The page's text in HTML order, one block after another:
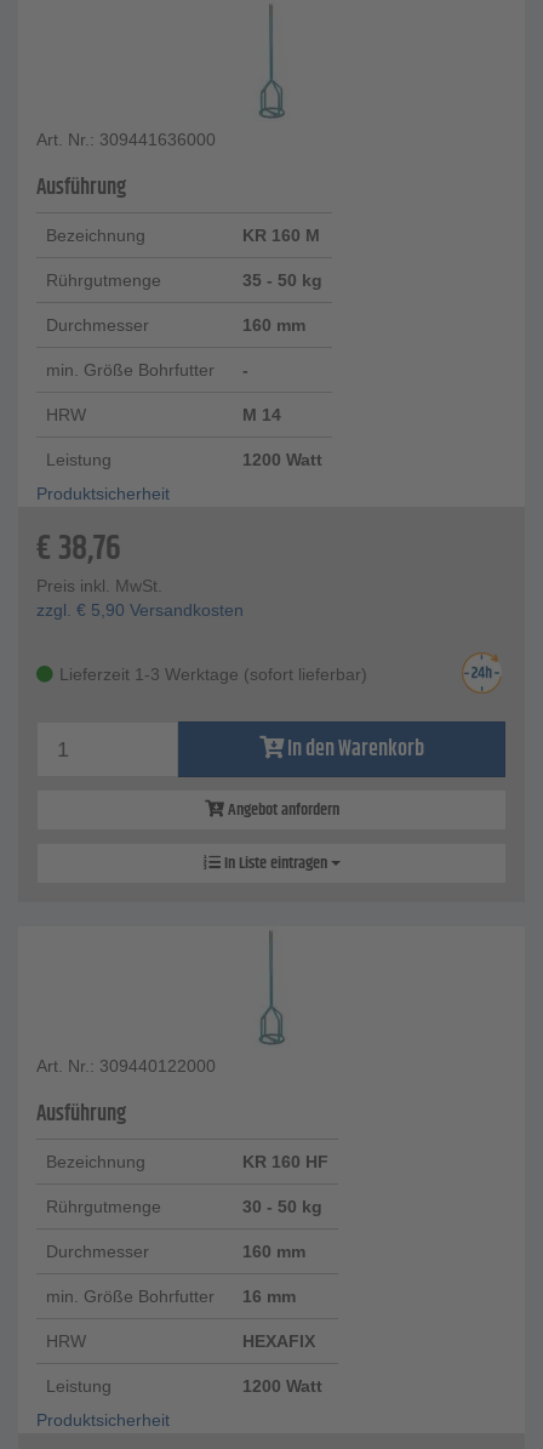
Art. Nr.: 309441636000
Ausführung
Bezeichnung KR 160 M
Rührgutmenge 35 - 50 kg
Durchmesser 160 mm
min. Größe Bohrfutter -
HRW M 14
Leistung
1200 Watt
Produktsicherheit
€38,76
Preis inkl. MwSt.
zzgl. € 5,90 Versandkosten
Lieferzeit 1-3 Werktage (sofort lieferbar)
In den Warenkorb
Angebot anfordern
In Liste eintragen
Art. Nr.: 309440122000
Ausführung
Bezeichnung KR 160 HF
Rührgutmenge 30 - 50 kg
Durchmesser 160 mm
min. Größe Bohrfutter 16 mm
HRW HEXAFIX
Leistung
1200 Watt
Produktsicherheit